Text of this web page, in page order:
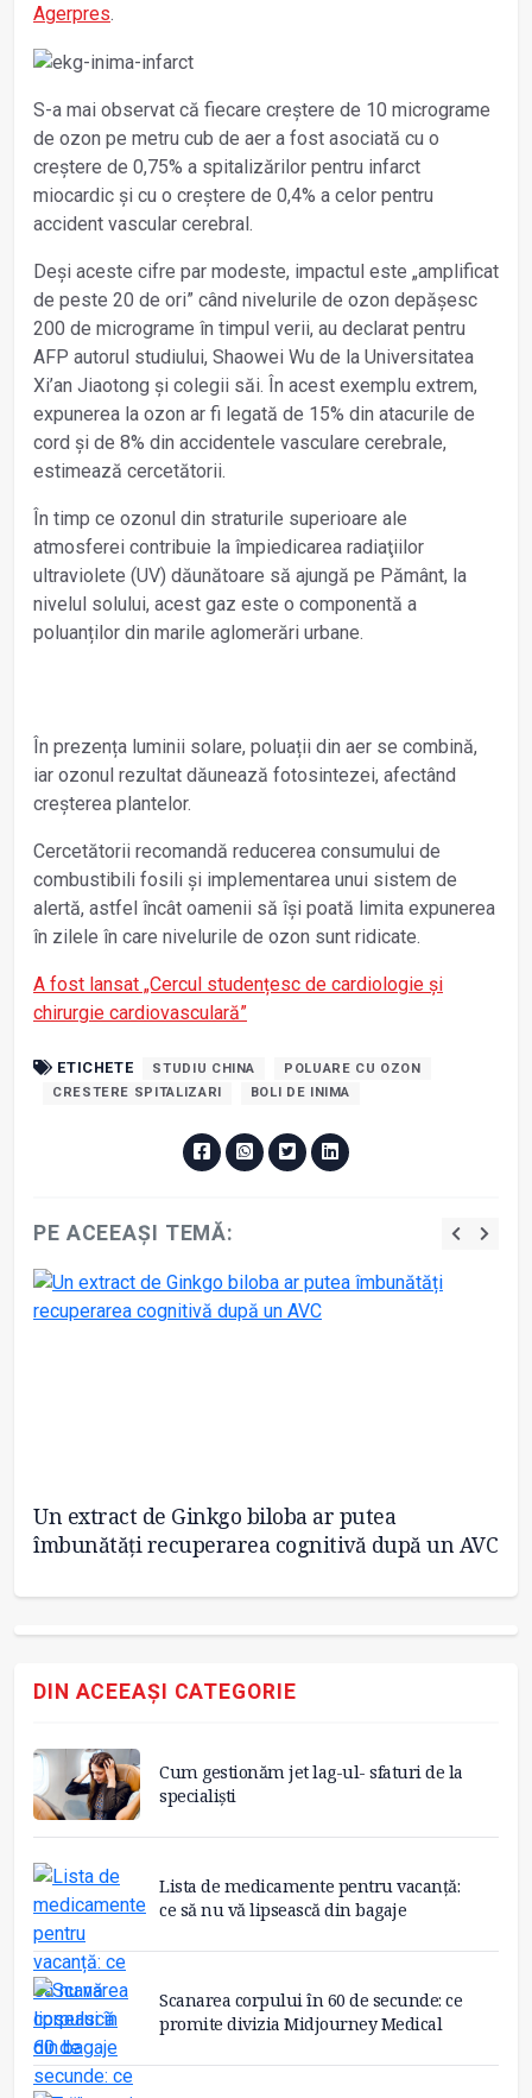
Agerpres.
S-a mai observat că fiecare creştere de 10 micrograme
de ozon pe metru cub de aer a fost asociată cu o
creştere de 0,75% a spitalizărilor pentru infarct
miocardic şi cu o creştere de 0,4% a celor pentru
accident vascular cerebral.
Deşi aceste cifre par modeste, impactul este „amplificat
de peste 20 de ori” când nivelurile de ozon depăşesc
200 de micrograme în timpul verii, au declarat pentru
AFP autorul studiului, Shaowei Wu de la Universitatea
Xi’an Jiaotong şi colegii săi. În acest exemplu extrem,
expunerea la ozon ar fi legată de 15% din atacurile de
cord şi de 8% din accidentele vasculare cerebrale,
estimează cercetătorii.
În timp ce ozonul din straturile superioare ale
atmosferei contribuie la împiedicarea radiaţiilor
ultraviolete (UV) dăunătoare să ajungă pe Pământ, la
nivelul solului, acest gaz este o componentă a
poluanților din marile aglomerări urbane.
În prezența luminii solare, poluații din aer se combină,
iar ozonul rezultat dăunează fotosintezei, afectând
creșterea plantelor.
Cercetătorii recomandă reducerea consumului de
combustibili fosili și implementarea unui sistem de
alertă, astfel încât oamenii să îşi poată limita expunerea
în zilele în care nivelurile de ozon sunt ridicate.
A fost lansat „Cercul studențesc de cardiologie și
chirurgie cardiovasculară”
ETICHETE STUDIU CHINA
POLUARE CU OZON
CRESTERE SPITALIZARI
BOLI DE INIMA
PE ACEEAȘI TEMĂ:
Un extract de Ginkgo biloba ar putea
îmbunătăți recuperarea cognitivă după un AVC
DIN ACEEAȘI CATEGORIE
Cum gestionăm jet lag-ul- sfaturi de la
specialiști
Lista de medicamente pentru vacanță:
ce să nu vă lipsească din bagaje
Scanarea corpului în 60 de secunde: ce
promite divizia Midjourney Medical